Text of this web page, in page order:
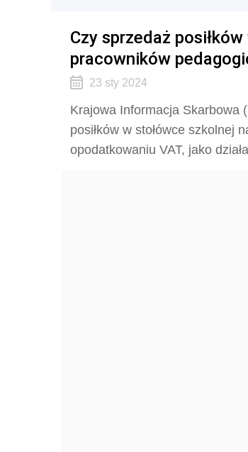
Czy sprzedaż
pracowników
23 sty 2024
Krajowa Informacja Skarbowa
posiłków w stołówce szkolnej
opodatkowaniu VAT, jako